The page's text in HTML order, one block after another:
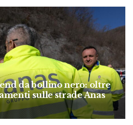
da bollino nero: oltre
sulle strade Anas